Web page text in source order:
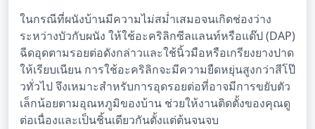
ในกรณีที่ผนังบ้านมีความไม่สม่ำเสมอจนเกิดช่องว่าง
ระหว่างบัวกับผนัง ให้ใช้อะคริลิกซีลแลนท์หรือแด๊ป (DAP)
ฉีดอุดตามรอยต่อดังกล่าวและใช้นิ้วมือหรือเกรียงยางปาด
ให้เรียบเนียน การใช้อะคริลิกจะมีความยืดหยุ่นสูงกว่าสีโป๊
วทั่วไป จึงเหมาะสำหรับการอุดรอยต่อที่อาจมีการขยับตัว
เล็กน้อยตามอุณหภูมิของบ้าน ช่วยให้งานติดตั้งของคุณดู
ต่อเนื่องและเป็นชิ้นเดียวกันตั้งแต่ต้นจนจบ